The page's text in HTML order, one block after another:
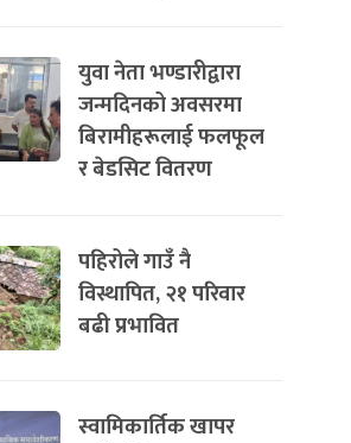
युवा नेता भण्डारीद्वारा
जन्मदिनको अवसरमा
बिरामीहरूलाई फलफूल
र बेडसिट वितरण
पहिरोले गाउँ नै
विस्थापित, २१ परिवार
बढी प्रभावित
स्वामिकार्तिक खापर